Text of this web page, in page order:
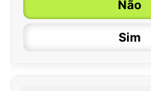
Não
Sim